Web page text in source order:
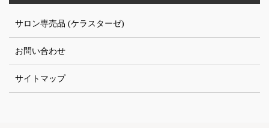
サロン専売品 (ケラスターゼ)
お問い合わせ
サイトマップ